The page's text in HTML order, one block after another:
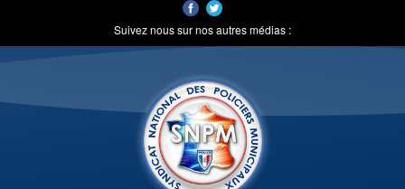
Suivez nous sur nos autres médias :